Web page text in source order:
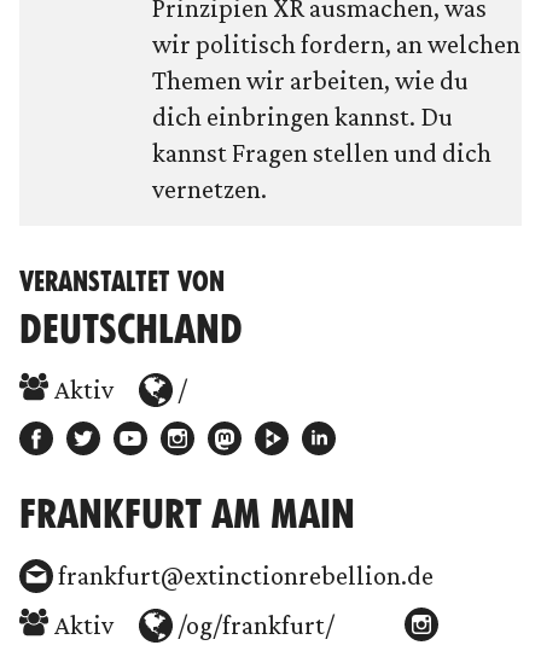
Prinzipien XR ausmachen, was
wir politisch fordern, an welchen
Themen wir arbeiten, wie du
dich einbringen kannst. Du
kannst Fragen stellen und dich
vernetzen.
VERANSTALTET VON
DEUTSCHLAND
Aktiv /
FRANKFURT AM MAIN
frankfurt@extinctionrebellion.de
Aktiv
/og/frankfurt/